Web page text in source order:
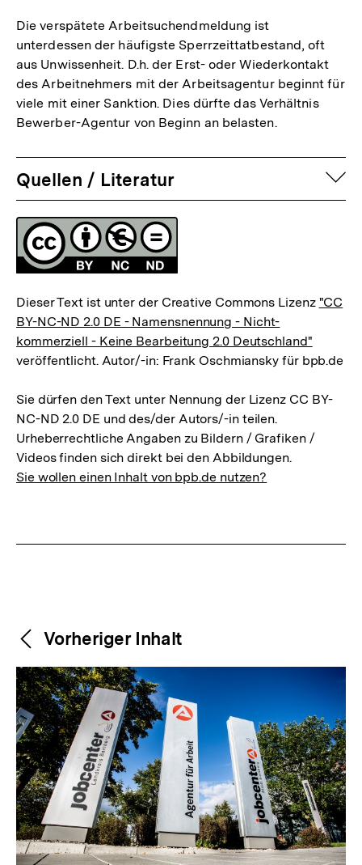
Die verspätete Arbeitsuchendmeldung ist
unterdessen der häufigste Sperrzeittatbestand, oft
aus Unwissenheit. D.h. der Erst- oder Wiederkontakt
des Arbeitnehmers mit der Arbeitsagentur beginnt für
viele mit einer Sanktion. Dies dürfte das Verhältnis
Bewerber-Agentur von Beginn an belasten.
Quellen / Literatur
Fussnoten
Lizenz
Dieser Text ist unter der Creative Commons Lizenz "CC
BY-NC-ND 2.0 DE - Namensnennung - Nicht-
kommerziell - Keine Bearbeitung 2.0 Deutschland"
veröffentlicht. Autor/-in: Frank Oschmiansky für bpb.de
Sie dürfen den Text unter Nennung der Lizenz CC BY-
NC-ND 2.0 DE und des/der Autors/-in teilen.
Urheberrechtliche Angaben zu Bildern / Grafiken /
Videos finden sich direkt bei den Abbildungen.
Sie wollen einen Inhalt von bpb.de nutzen?
Weitere
Inhalte
Content-
Navigation
Vorheriger Inhalt